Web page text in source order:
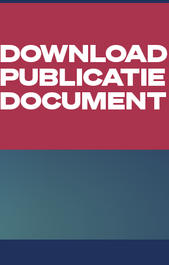
DOWNLOAD
PUBLICATIE
DOCUMENT